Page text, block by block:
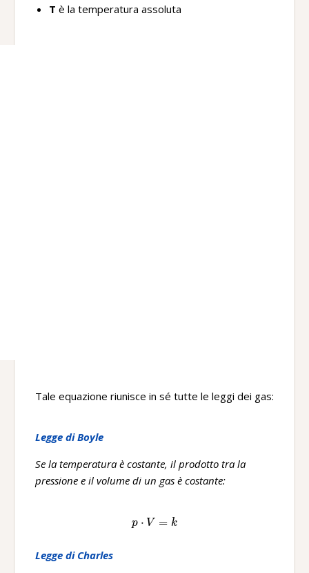
T è la temperatura assoluta
Tale equazione riunisce in sé tutte le leggi dei gas:
Legge di Boyle
Se la temperatura è costante, il prodotto tra la
pressione e il volume di un gas è costante:
p\ ·V=k
p ⋅ V = k
Legge di Charles